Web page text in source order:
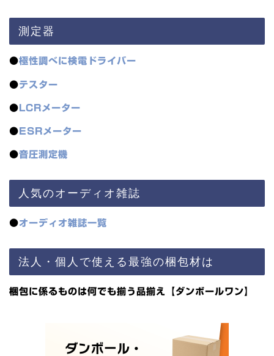
測定器
●極性調べに検電ドライバー
●テスター
● LCRメーター
● ESRメーター
●音圧測定機
人気のオーディオ雑誌
●オーディオ雑誌一覧
法人・個人で使える最強の梱包材は
梱包に係るものは何でも揃う品揃え【ダンボールワン】